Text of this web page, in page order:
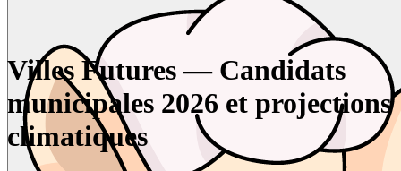
Villes Futures — Candidats
municipales 2026 et projections
climatiques